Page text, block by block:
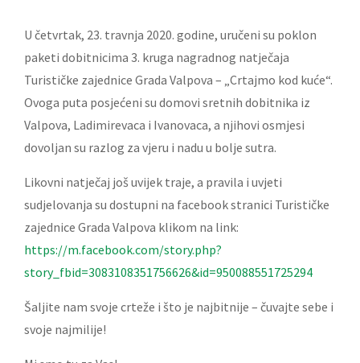
U četvrtak, 23. travnja 2020. godine, uručeni su poklon
paketi dobitnicima 3. kruga nagradnog natječaja
Turističke zajednice Grada Valpova – „Crtajmo kod kuće“.
Ovoga puta posjećeni su domovi sretnih dobitnika iz
Valpova, Ladimirevaca i Ivanovaca, a njihovi osmjesi
dovoljan su razlog za vjeru i nadu u bolje sutra.
Likovni natječaj još uvijek traje, a pravila i uvjeti
sudjelovanja su dostupni na facebook stranici Turističke
zajednice Grada Valpova klikom na link:
https://m.facebook.com/story.php?
story_fbid=3083108351756626&id=950088551725294
Šaljite nam svoje crteže i što je najbitnije – čuvajte sebe i
svoje najmilije!